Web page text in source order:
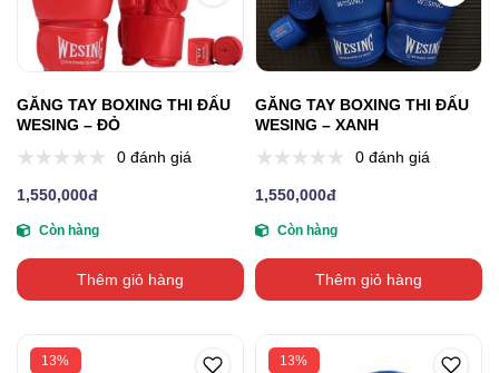
GĂNG TAY BOXING THI ĐẤU
WESING – ĐỎ
0 đánh giá
1,550,000đ
Còn hàng
Thêm giỏ hàng
GĂNG TAY BOXING THI ĐẤU
WESING – XANH
0 đánh giá
1,550,000đ
Còn hàng
Thêm giỏ hàng
13% 13%